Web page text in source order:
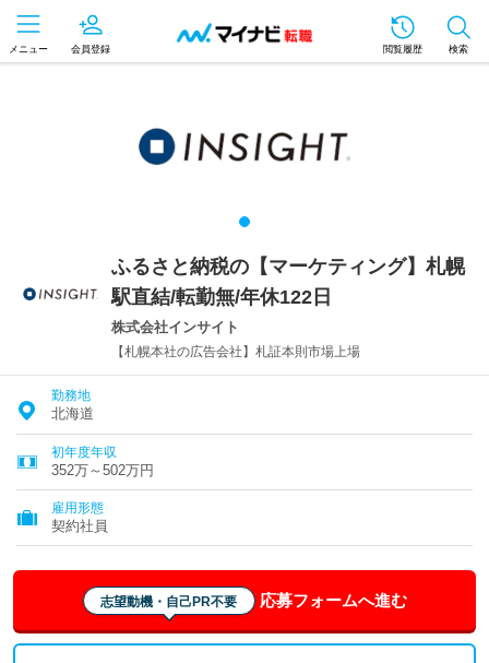
メニュー 会員登録 閲覧履歴 検索
ふるさと納税の【マーケティング】札幌
駅直結/転勤無/年休122日
株式会社インサイト
【札幌本社の広告会社】札証本則市場上場
勤務地
北海道
初年度年収
352万～502万円
雇用形態
契約社員
志望動機・自己PR不要 応募フォームへ進む